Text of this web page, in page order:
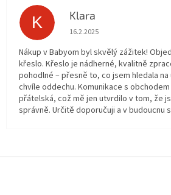
K Klara
Hodnocení obchodu je 5 z 5
16.2.2025
Nákup v Babyom byl skvělý zážitek!
křeslo. Křeslo je nádherné, kvalitně
pohodlné – přesně to, co jsem hledala na
chvíle oddechu. Komunikace s
přátelská, což mě jen utvrdilo v tom, že
správně. Určitě doporučuji a v budoucnu